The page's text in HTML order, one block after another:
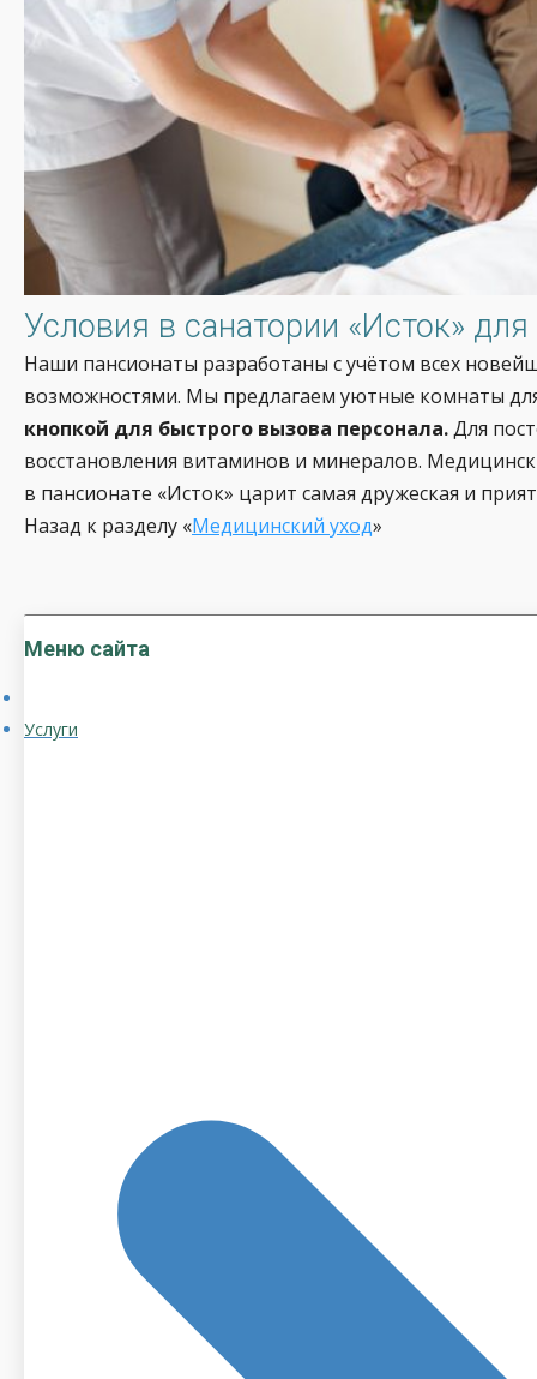
Условия в санатории «Исток»
Наши пансионаты разработаны с учётом всех
возможностями. Мы предлагаем уютные комнаты
кнопкой для быстрого вызова персонала.Для
восстановления витаминов и минералов.
в пансионате «Исток» царит самая дружеская и
Назад к разделу «Медицинский уход»
Меню сайта
Услуги